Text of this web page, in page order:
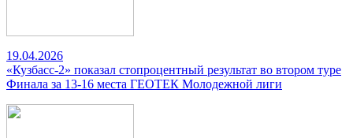
19.04.2026
«Кузбасс-2» показал стопроцентный результат во втором туре
Финала за 13-16 места ГЕОТЕК Молодежной лиги